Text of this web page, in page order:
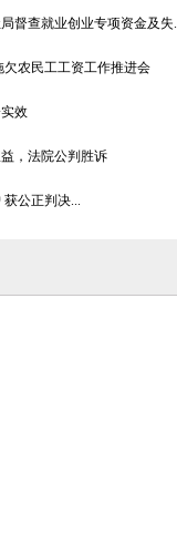
督查就业创业专项资金及失
农民工工资工作推进会
效
，法院公判胜诉
公正判决...